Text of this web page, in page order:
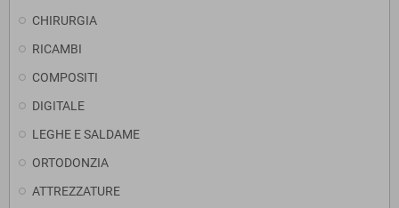
CHIRURGIA
RICAMBI
COMPOSITI
DIGITALE
LEGHE E SALDAME
ORTODONZIA
ATTREZZATURE